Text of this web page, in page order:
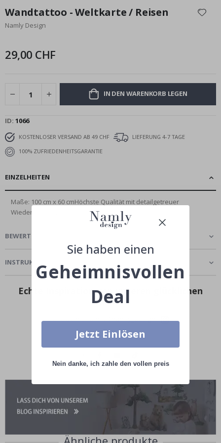
der
Bildgalerie
Wandtattoo - Weltkarte / Reisen
Namly Design
29,00 CHF
IN DEN WARENKORB LEGEN
ID 1066
KOSTENLOSER VERSAND AB 49 CHF
LIEFERUNG 4-7 TAGE
100% ZUFRIEDENHEITSGARANTIE
EINZELHEITEN
Maße: 100 cm x 60 cmHöchste Qualität mit detailgetreuer
Wiedergabe und hoher...
Lesen Sie mehr
BEWERTUNGEN
INSTRUKTION
Echte Inspiration von unseren glücklichen
Kunden!
Teile dein Bild mit #namly_design
Sie haben einen
Geheimnisvollen
Deal
Jetzt Einlösen
Nein danke, ich zahle den vollen preis